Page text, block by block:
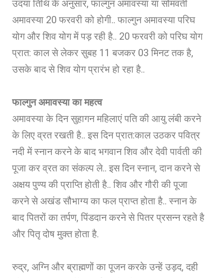
उदया तिथि के अनुसार, फाल्गुन अमावस्या या सोमवती
अमावस्या 20 फरवरी को होगी.. फाल्गुन अमावस्या परिघ
योग और शिव योग में पड़ रही है.. 20 फरवरी को परिघ योग
प्रात: काल से लेकर सुब​ह 11 बजकर 03 मिनट तक है,
उसके बाद से शिव योग प्रारंभ हो रहा है..
फाल्गुन अमावस्या का महत्व
अमावस्या के दिन सुहागन महिलाएं पति की आयु लंबी करने
के लिए व्रत रखती है.. इस दिन प्रात:काल उठकर पवित्र
नदी में स्नान करने के बाद भगवान शिव और देवी पार्वती की
पूजा कर व्रत का संकल्प ले.. इस दिन स्नान, दान करने से
अक्षय पुण्य की प्राप्ति होती है.. शिव और गौरी की पूजा
करने से अखंड सौभाग्य का फल प्राप्त होता है.. स्नान के
बाद पितरों का तर्पण, पिंडदान करने से पितर प्रसन्न रहते है
और पितृ दोष मुक्त होता है.
रुद्र, अग्नि और ब्राह्मणों का पूजन करके उन्हें उड़द, दही